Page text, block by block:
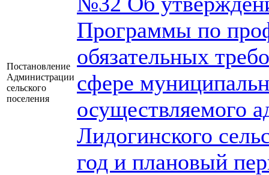
Постановление
Администрации
сельского
поселения
Программы по
обязательных
сфере
осуществляемого
Лидогинского
год и плановый